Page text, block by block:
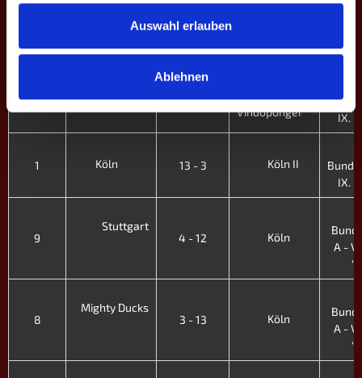
Auswahl erlauben
Ablehnen
Mayence II
IX.
2 Köln II 10 - 6
Vindoponger
IX.
1 Köln 13 - 3 Köln II
IX.
9
Stuttgart
4 - 12
Köln
A -
8
Mighty Ducks
3 - 13
Köln
A -